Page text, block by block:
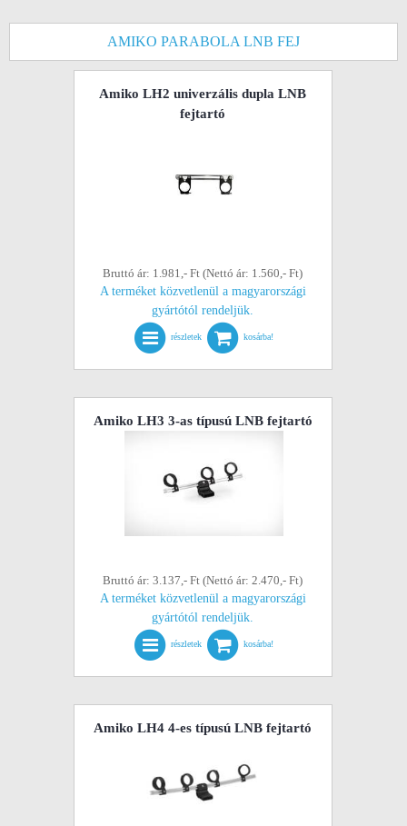
AMIKO PARABOLA LNB FEJ
Amiko LH2 univerzális dupla LNB
fejtartó
Bruttó ár: 1.981,- Ft (Nettó ár: 1.560,- Ft)
A terméket közvetlenül a magyarországi
gyártótól rendeljük.
részletek kosárba!
Amiko LH3 3-as típusú LNB fejtartó
Bruttó ár: 3.137,- Ft (Nettó ár: 2.470,- Ft)
A terméket közvetlenül a magyarországi
gyártótól rendeljük.
részletek kosárba!
Amiko LH4 4-es típusú LNB fejtartó